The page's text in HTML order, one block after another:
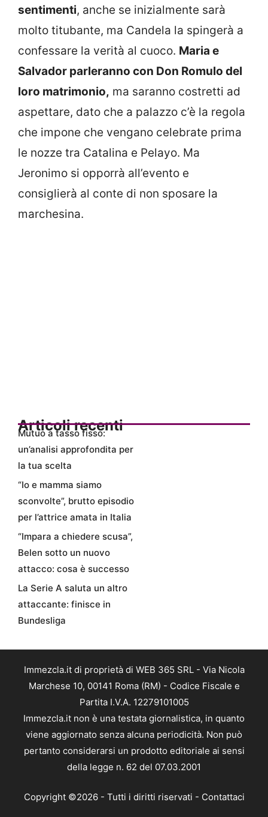
sentimenti, anche se inizialmente sarà
molto titubante, ma Candela la spingerà a
confessare la verità al cuoco. Maria e
Salvador parleranno con Don Romulo del
loro matrimonio, ma saranno costretti ad
aspettare, dato che a palazzo c’è la regola
che impone che vengano celebrate prima
le nozze tra Catalina e Pelayo. Ma
Jeronimo si opporrà all’evento e
consiglierà al conte di non sposare la
marchesina.
Articoli recenti
Mutuo a tasso fisso:
un’analisi approfondita per
la tua scelta
“Io e mamma siamo
sconvolte”, brutto episodio
per l’attrice amata in Italia
“Impara a chiedere scusa”,
Belen sotto un nuovo
attacco: cosa è successo
La Serie A saluta un altro
attaccante: finisce in
Bundesliga
Immezcla.it di proprietà di WEB 365 SRL - Via Nicola
Marchese 10, 00141 Roma (RM) - Codice Fiscale e
Partita I.V.A. 12279101005
Immezcla.it non è una testata giornalistica, in quanto
viene aggiornato senza alcuna periodicità. Non può
pertanto considerarsi un prodotto editoriale ai sensi
della legge n. 62 del 07.03.2001
Copyright ©2026 - Tutti i diritti riservati - Contattaci